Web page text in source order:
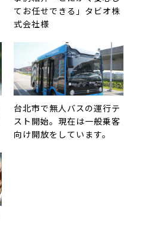
てお任せできる」タビオ株
式会社様
台北市で無人バスの運行テ
スト開始。現在は一般乗客
向け開放をしています。